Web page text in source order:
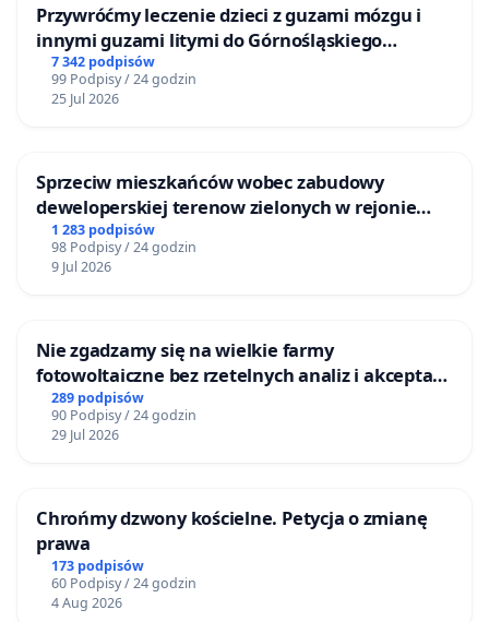
Przywróćmy leczenie dzieci z guzami mózgu i
innymi guzami litymi do Górnośląskiego
Centrum Zdrowia Dziecka w Katowicach
7 342 podpisów
99 Podpisy / 24 godzin
25 Jul 2026
Sprzeciw mieszkańców wobec zabudowy
deweloperskiej terenow zielonych w rejonie
Bulwarów Straceńskich w Bielsku-Białej
1 283 podpisów
98 Podpisy / 24 godzin
9 Jul 2026
Nie zgadzamy się na wielkie farmy
fotowoltaiczne bez rzetelnych analiz i akceptacji
mieszkańców
289 podpisów
90 Podpisy / 24 godzin
29 Jul 2026
Chrońmy dzwony kościelne. Petycja o zmianę
prawa
173 podpisów
60 Podpisy / 24 godzin
4 Aug 2026